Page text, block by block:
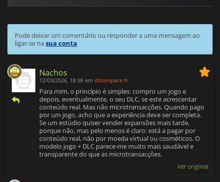
Pode deixar um comentário ou responder a uma mensagem ao
ligar-se nasua conta
Nachos
12/03/2026, 18:38 em dlcompare.fr
Para mim, o princípio é simples: compro um jogo e
depois, eventualmente, o seu DLC, se este acrescentar
conteúdo real. Mas não microtransacções. Quando pago
por um jogo, acho que a experiência deve ser completa.
Se um estúdio quiser vender expansões mais tarde,
porque não, mas pelo menos é claro: está a pagar por
conteúdo real, não por moeda virtual ou cosméticos. O
modelo jogo + DLC parece-me muito mais saudável e
transparente do que as microtransacções.
Ver original